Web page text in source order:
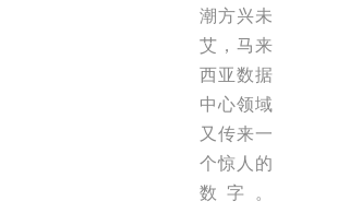
潮方兴未
艾，马来
西亚数据
中心领域
又传来一
个惊人的
数字。